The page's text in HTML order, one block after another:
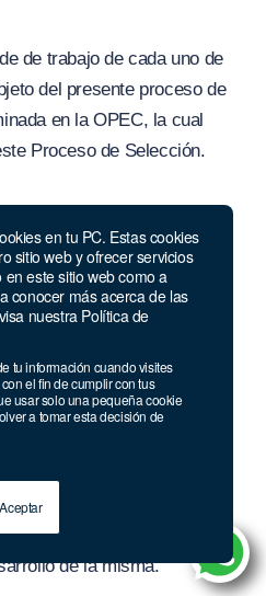
en tu PC. Estas cookies
sitio web y ofrecer servicios
este sitio web como a
conocer más acerca de las
nuestra Política de
tu información cuando visites
el fin de cumplir con tus
usar solo una pequeña cookie
a tomar esta decisión de
Aceptar
de trabajo de cada uno de
del presente proceso de
en la OPEC, la cual
Proceso de Selección.
DE SELECCIÓN E
El “Proceso de
www.cnsc.gov.co
web de la entidad objeto
la CNSC, a partir de la
y permanecerá
de la misma.